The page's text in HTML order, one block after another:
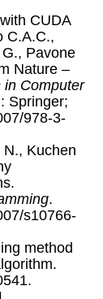
CUDA
C.A.C.,
Pavone
Nature –
in Computer
Springer;
978-3-
Kuchen
.
s10766-
method